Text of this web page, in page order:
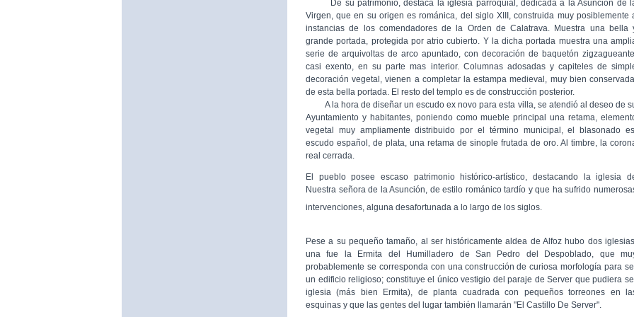
De su patrimonio, destaca la iglesia parroquial, dedicada a la Asunción de
Virgen, que en su origen es románica, del siglo XIII, construida muy posiblemente
instancias de los comendadores de la Orden de Calatrava. Muestra una bella
grande portada, protegida por atrio cubierto. Y la dicha portada muestra una
serie de arquivoltas de arco apuntado, con decoración de baquetón zigzagueante,
casi exento, en su parte mas interior. Columnas adosadas y capiteles de
decoración vegetal, vienen a completar la estampa medieval, muy bien conservada,
de esta bella portada. El resto del templo es de construcción posterior.
A la hora de diseñar un escudo ex novo para esta villa, se atendió al deseo de
Ayuntamiento y habitantes, poniendo como mueble principal una retama,
vegetal muy ampliamente distribuido por el término municipal, el blasonado
escudo español, de plata, una retama de sinople frutada de oro. Al timbre, la
real cerrada.
El pueblo posee escaso patrimonio histórico-artístico, destacando la iglesia
Nuestra señora de la Asunción, de estilo románico tardío y que ha sufrido
intervenciones, alguna desafortunada a lo largo de los siglos.
Pese a su pequeño tamaño, al ser históricamente aldea de Alfoz hubo dos
una fue la Ermita del Humilladero de San Pedro del Despoblado, que
probablemente se corresponda con una construcción de curiosa morfología para
un edificio religioso; constituye el único vestigio del paraje de Server que pudiera
iglesia (más bien Ermita), de planta cuadrada con pequeños torreones en
esquinas y que las gentes del lugar también llamarán "El Castillo De Server".